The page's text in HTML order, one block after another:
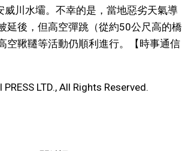
威川水壩。不幸的是，當地惡劣天氣導
延後，但高空彈跳（從約50公尺高的橋
空鞦韆等活動仍順利進行。【時事通信
LTD., All Rights Reserved.